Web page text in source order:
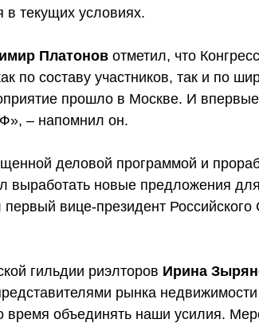
в текущих условиях.
Платонов отметил, что
по составу участников, так и по
прошло в Москве. И
– напомнил он.
деловой программой и
выработать новые предложения
первый вице-президент
гильдии риэлторов Ирина
рынка
объединять наши усилия.